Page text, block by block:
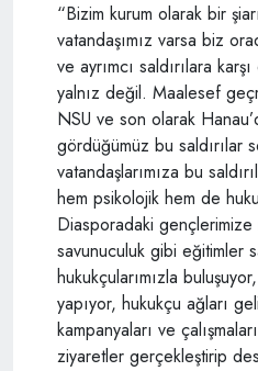
“Bizim kurum olarak bir
vatandaşımız varsa biz
ve ayrımcı saldırılara
yalnız değil. Maalesef
NSU ve son olarak
gördüğümüz bu saldırılar
vatandaşlarımıza bu
hem psikolojik hem de
Diasporadaki gençlerimize
savunuculuk gibi eğitimler
hukukçularımızla
yapıyor, hukukçu ağları
kampanyaları ve
ziyaretler gerçekleştirip